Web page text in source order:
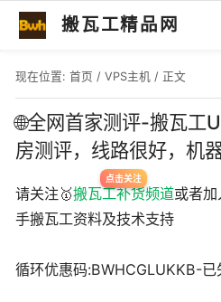
搬瓦工精品网
现在位置: 首页 / VPS主机 / 正文
🌐全网首家测评-搬瓦工
房测评，线路很好，机
请关注🥇搬瓦工补货频道或者加
手搬瓦工资料及技术支持
循环优惠码:BWHCGLUKKB-已